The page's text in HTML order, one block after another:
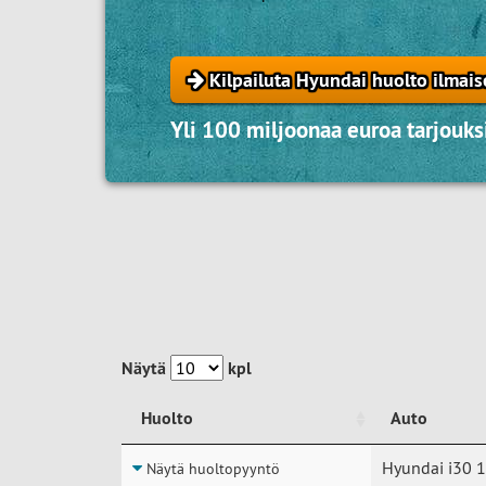
Kilpailuta Hyundai huolto
Yli 100 miljoonaa euroa
Näytä kpl
Huolto
Auto
Huolto
Auto
Näytä huoltopyyntö Hyundai i30